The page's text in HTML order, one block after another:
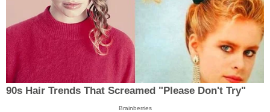
90s Hair Trends That Screamed "Please Don't Try"
Brainberries